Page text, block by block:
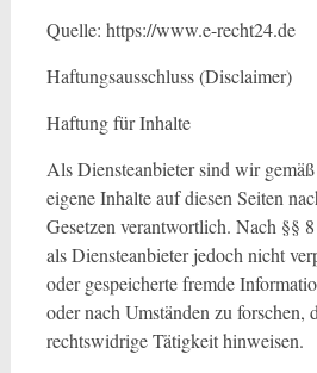
Quelle: https://www.e-recht24.de
Haftungsausschluss (Disclaimer)
Haftung für Inhalte
Als Diensteanbieter sind wir
eigene Inhalte auf diesen Seiten
Gesetzen verantwortlich. Nach §§
als Diensteanbieter jedoch nicht
oder gespeicherte fremde
oder nach Umständen zu forschen,
rechtswidrige Tätigkeit hinweisen.